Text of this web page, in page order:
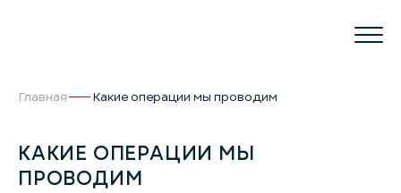
Главная Какие операции мы проводим
КАКИЕ ОПЕРАЦИИ МЫ
ПРОВОДИМ